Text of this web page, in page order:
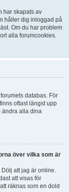
har skapats av
håller dig inloggad på
Om du har problem
alla forumcookies.
databas. För
oftast längst upp
ändra alla dina
över vilka som är
Dölj att jag är online.
att visas för
räknas som en dold